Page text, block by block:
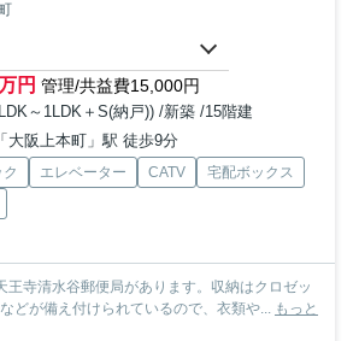
円 管理/共益費15,000円
～1LDK＋S(納戸)) /新築 /15階建
大阪上本町」駅 徒歩9分
エレベーター CATV
宅配ボックス
王寺清水谷郵便局があります。収納はクロゼッ
どが備え付けられているので、衣類や... もっと